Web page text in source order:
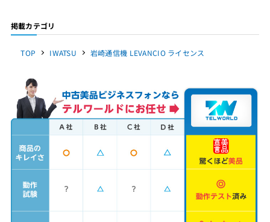
掲載カテゴリ
TOP IWATSU 岩崎通信機 LEVANCIO ライセンス